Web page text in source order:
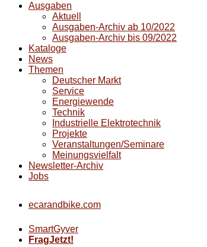
Ausgaben
Aktuell
Ausgaben-Archiv ab 10/2022
Ausgaben-Archiv bis 09/2022
Kataloge
News
Themen
Deutscher Markt
Service
Energiewende
Technik
Industrielle Elektrotechnik
Projekte
Veranstaltungen/Seminare
Meinungsvielfalt
Newsletter-Archiv
Jobs
ecarandbike.com
SmartGyver
FragJetzt!